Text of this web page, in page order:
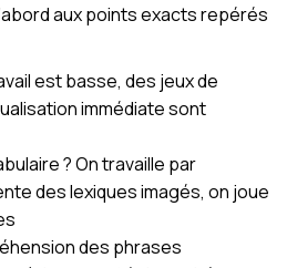
aux points exacts repérés
est basse, des jeux de
immédiate sont
? On travaille par
des lexiques imagés, on joue
des phrases